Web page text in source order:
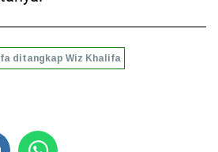
ditangkap Wiz Khalifa